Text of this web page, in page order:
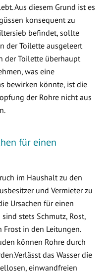
Aus diesem Grund ist es
konsequent zu
befindet, sollte
der Toilette ausgeleert
der Toilette überhaupt
was eine
bewirken könnte, ist die
der Rohre nicht aus
für einen
im Haushalt zu den
und Vermieter zu
Ursachen für einen
stets Schmutz, Rost,
in den Leitungen.
können Rohre durch
das Wasser die
einwandfreien